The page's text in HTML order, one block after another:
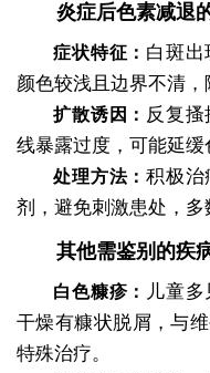
炎症后色素减退
症状特征： 白斑出
颜色较浅且边界不清，
扩散诱因： 反复
线暴露过度，可能延缓
处理方法：积极治
剂，避免刺激患处，多
其他需鉴别的疾
白色糠疹： 儿童
干燥有糠状脱屑，与
特殊治疗。